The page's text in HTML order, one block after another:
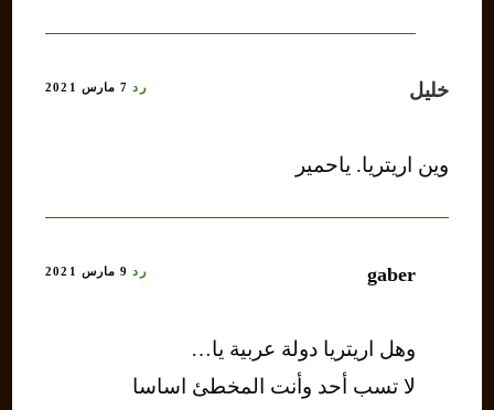
خليل رد 7 مارس 2021
وين اريتريا. ياحمير
gaber رد 9 مارس 2021
وهل اريتريا دولة عربية يا…
لا تسب أحد وأنت المخطئ اساسا